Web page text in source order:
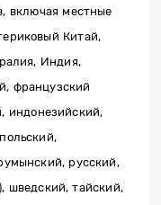
включая местные
Китай,
Индия,
французский
индонезийский,
русский,
шведский, тайский,